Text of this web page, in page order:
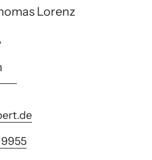
Lorenz
9955